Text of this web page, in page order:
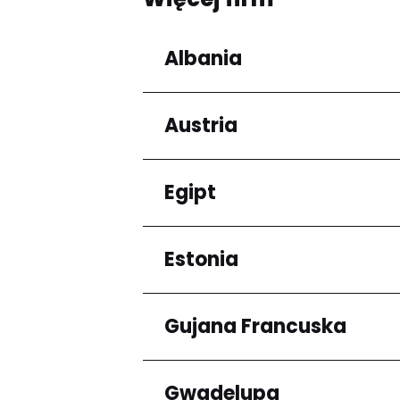
Albania
Regiony
Qarku i Tiranës
Austria
Regiony
Niederösterreich
Egipt
Regiony
Kair
Estonia
Regiony
Harju maakond
Gujana Francuska
Regiony
Gwadelupa